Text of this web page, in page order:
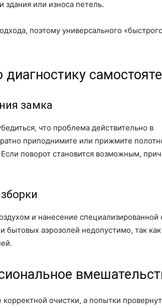
здания или износа петель.
поэтому универсального
замка
что проблема действительно в
приподнимите или прижмите
поворот становится возможным,
и нанесение специализированной
бытовых аэрозолей недопустимо, так
очистки, а попытки